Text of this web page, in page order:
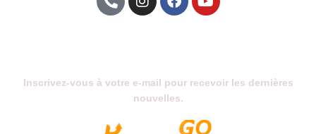
Inscrivez-vous à votre e-mail pour recevoir les dernières
nouvelles.